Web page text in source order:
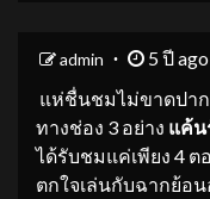
admin 5 ปี ago
แห่ชื่นชมไม่ขาดปา
ทางช่อง 3 อย่าง แค้น
ได้รับชมแค่เพียง 4
ตกใจเล่นกับฉากย้อ